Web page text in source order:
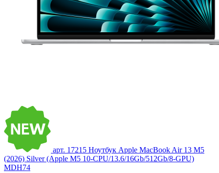
арт. 17215 Ноутбук Apple MacBook Air 13 M5
(2026) Silver (Apple M5 10-CPU/13.6/16Gb/512Gb/8-GPU)
MDH74